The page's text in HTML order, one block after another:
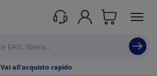
Vai all'acquisto rapido